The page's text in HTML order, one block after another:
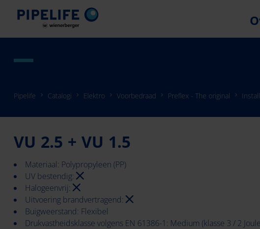
Pipelife Catalogi Elektro Voorbedraad Preflex - The original
VU 2.5 + VU 1.5
Materiaal: Polypropyleen (PP)
UV bestendig:
Halogeenvrij:
Uitvoering brandvertragend:
Buigweerstand: Flexibel
Drukvastheidsklasse volgens EN 61386-1: Medium (klasse 3 / 2